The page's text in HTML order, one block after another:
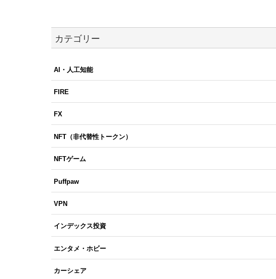
カテゴリー
AI・人工知能
FIRE
FX
NFT（非代替性トークン）
NFTゲーム
Puffpaw
VPN
インデックス投資
エンタメ・ホビー
カーシェア